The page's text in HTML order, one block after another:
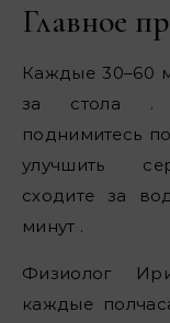
Главное
Каждые 30–60
за стола .
поднимитесь
улучшить
сходите за
минут .
Физиолог
каждые